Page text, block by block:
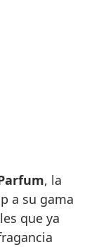
, la
a su gama
que ya